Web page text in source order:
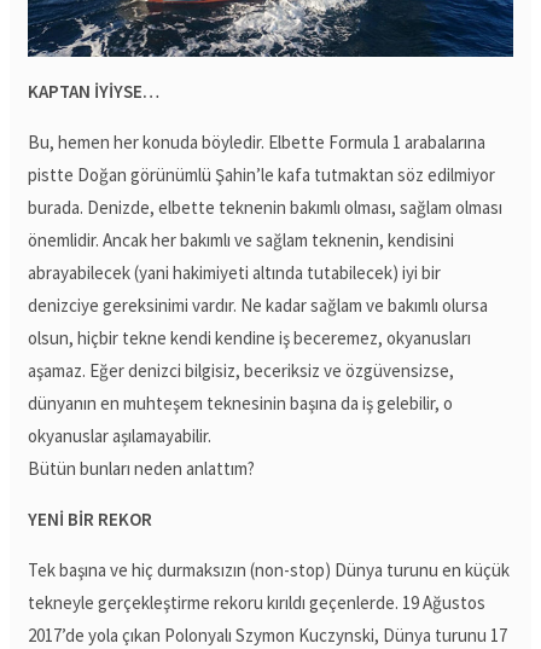
KAPTAN İYİYSE…
Bu, hemen her konuda böyledir. Elbette Formula 1 arabalarına
pistte Doğan görünümlü Şahin’le kafa tutmaktan söz edilmiyor
burada. Denizde, elbette teknenin bakımlı olması, sağlam olması
önemlidir. Ancak her bakımlı ve sağlam teknenin, kendisini
abrayabilecek (yani hakimiyeti altında tutabilecek) iyi bir
denizciye gereksinimi vardır. Ne kadar sağlam ve bakımlı olursa
olsun, hiçbir tekne kendi kendine iş beceremez, okyanusları
aşamaz. Eğer denizci bilgisiz, beceriksiz ve özgüvensizse,
dünyanın en muhteşem teknesinin başına da iş gelebilir, o
okyanuslar aşılamayabilir.
Bütün bunları neden anlattım?
YENİ BİR REKOR
Tek başına ve hiç durmaksızın (non-stop) Dünya turunu en küçük
tekneyle gerçekleştirme rekoru kırıldı geçenlerde. 19 Ağustos
2017’de yola çıkan Polonyalı Szymon Kuczynski, Dünya turunu 17